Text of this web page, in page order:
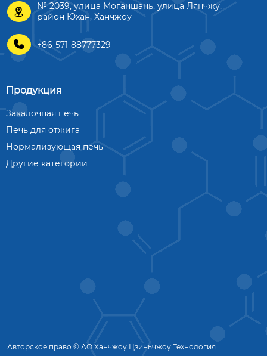

№ 2039, улица Моганшань, улица Лянчжу,
район Юхан, Ханчжоу
 +86-571-88777329
Продукция
Закалочная печь
Печь для отжига
Нормализующая печь
Другие категории
Авторское право © АО Ханчжоу Цзиньчжоу Технология